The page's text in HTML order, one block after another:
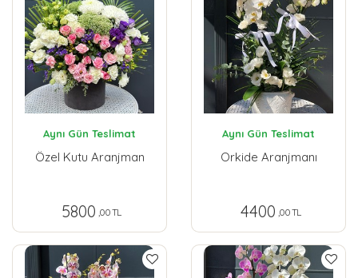
Aynı Gün Teslimat
Özel Kutu Aranjman
5800 ,00 TL
Aynı Gün Teslimat
Orkide Aranjmanı
4400 ,00 TL